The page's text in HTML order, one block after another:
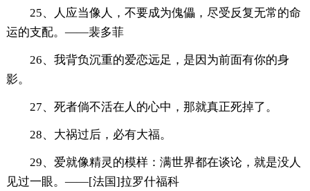
25、人应当像人，不要成为傀儡，尽受反复无常的命
运的支配。——裴多菲
26、我背负沉重的爱恋远足，是因为前面有你的身
影。
27、死者倘不活在人的心中，那就真正死掉了。
28、大祸过后，必有大福。
29、爱就像精灵的模样：满世界都在谈论，就是没人
见过一眼。——[法国]拉罗什福科